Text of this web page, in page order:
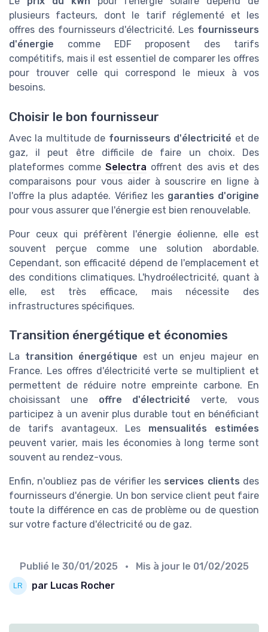
plusieurs facteurs, dont le tarif réglementé et les
offres des fournisseurs d'électricité. Les fournisseurs
d'énergie comme EDF proposent des tarifs
compétitifs, mais il est essentiel de comparer les offres
pour trouver celle qui correspond le mieux à vos
besoins.
Choisir le bon fournisseur
Avec la multitude de fournisseurs d'électricité et de
gaz, il peut être difficile de faire un choix. Des
plateformes commeSelectra offrent des avis et des
comparaisons pour vous aider à souscrire en ligne à
l'offre la plus adaptée. Vérifiez les garanties d'origine
pour vous assurer que l'énergie est bien renouvelable.
Pour ceux qui préfèrent l'énergie éolienne, elle est
souvent perçue comme une solution abordable.
Cependant, son efficacité dépend de l'emplacement et
des conditions climatiques. L'hydroélectricité, quant à
elle, est très efficace, mais nécessite des
infrastructures spécifiques.
Transition énergétique et économies
La transition énergétique est un enjeu majeur en
France. Les offres d'électricité verte se multiplient et
permettent de réduire notre empreinte carbone. En
choisissant une offre d'électricité verte, vous
participez à un avenir plus durable tout en bénéficiant
de tarifs avantageux. Les mensualités estimées
peuvent varier, mais les économies à long terme sont
souvent au rendez-vous.
Enfin, n'oubliez pas de vérifier les services clients des
fournisseurs d'énergie. Un bon service client peut faire
toute la différence en cas de problème ou de question
sur votre facture d'électricité ou de gaz.
Publié le 30/01/2025 • Mis à jour le 01/02/2025
par Lucas Rocher